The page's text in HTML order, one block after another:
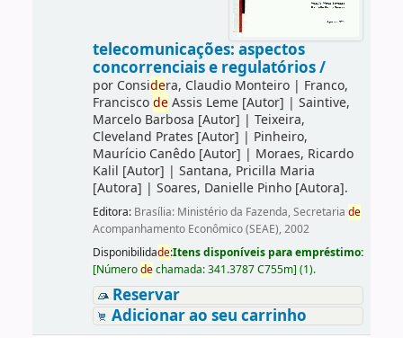
telecomunicações: aspectos
concorrenciais e regulatórios /
por Considera, Claudio Monteiro| Franco,
FranciscodeAssis Leme[Autor] | Saintive,
Marcelo Barbosa [Autor] | Teixeira,
Cleveland Prates [Autor] | Pinheiro,
Maurício Canêdo[Autor] | Moraes, Ricardo
Kalil [Autor] | Santana, Pricilla Maria
[Autora] | Soares, Danielle Pinho[Autora].
Editora: Brasília: Ministério da Fazenda, Secretaria de
Acompanhamento Econômico (SEAE), 2002
Disponibilidade:Itens disponíveis para empréstimo:
[Númerodechamada:341.3787 C755m] (1).
Reservar
Adicionar ao seu carrinho